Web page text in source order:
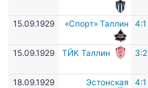
15.09.1929
«Спорт» Таллин 4:1
15.09.1929
ТЙК Таллин 3:2
18.09.1929
Эстонская
4:1